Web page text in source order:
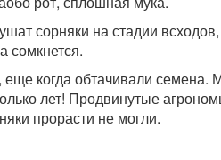
сорняки на стадии
сомкнется.
когда обтачивали семена.
лет! Продвинутые
прорасти не могли.